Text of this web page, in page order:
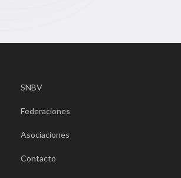
SNBV
Federaciones
Asociaciones
Contacto